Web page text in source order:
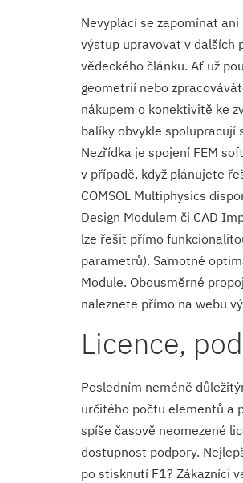
Nevyplácí se zapomínat
výstup upravovat v dalších
vědeckého článku. Ať už
geometrií nebo
nákupem o konektivitě ke
balíky obvykle spolupracují
Nezřídka je spojení FEM
v případě, když plánujete
COMSOL Multiphysics
Design Modulem či CAD
lze řešit přímo
parametrů). Samotné
Module. Obousměrné
naleznete přímo na webu
Licence,
Posledním neméně
určitého počtu elementů a
spíše časově neomezené
dostupnost podpory.
po stisknutí F1? Zákazníci